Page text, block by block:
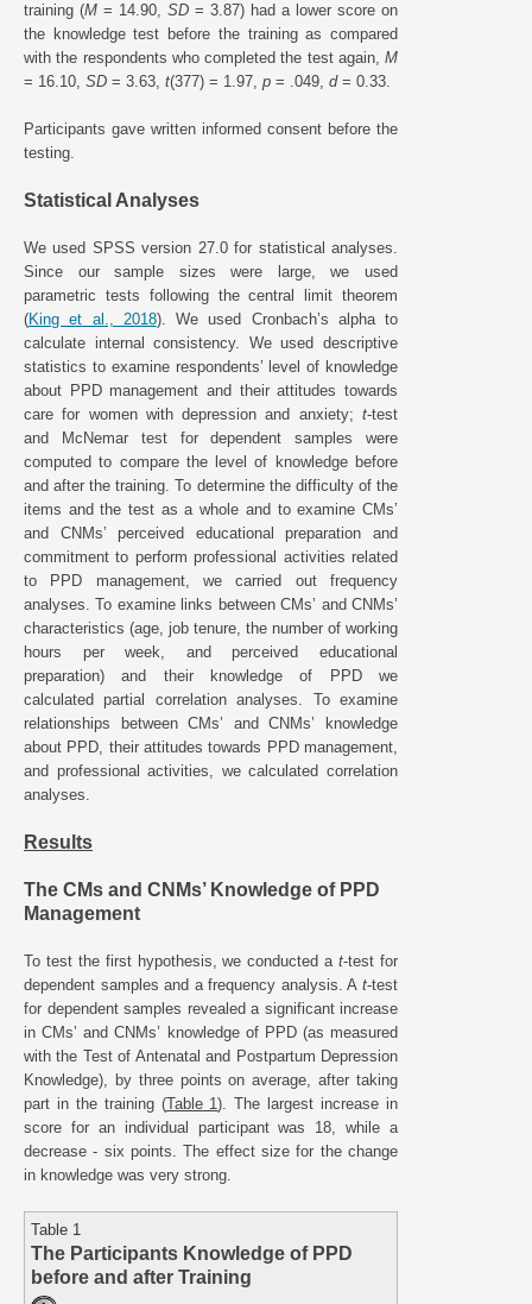
training (M = 14.90, SD = 3.87) had a lower score on
the knowledge test before the training as compared
with the respondents who completed the test again, M
= 16.10, SD = 3.63, t(377) = 1.97, p = .049, d= 0.33.
Participants gave written informed consent before the
testing.
Statistical Analyses
We used SPSS version 27.0 for statistical analyses.
Since our sample sizes were large, we used
parametric tests following the central limit theorem
(King et al., 2018). We used Cronbach’s alpha to
calculate internal consistency. We used descriptive
statistics to examine respondents’ level of knowledge
about PPD management and their attitudes towards
care for women with depression and anxiety; t-test
and McNemar test for dependent samples were
computed to compare the level of knowledge before
and after the training. To determine the difficulty of the
items and the test as a whole and to examine CMs’
and CNMs’ perceived educational preparation and
commitment to perform professional activities related
to PPD management, we carried out frequency
analyses. To examine links between CMs’ and CNMs’
characteristics (age, job tenure, the number of working
hours per week, and perceived educational
preparation) and their knowledge of PPD we
calculated partial correlation analyses. To examine
relationships between CMs’ and CNMs’ knowledge
about PPD, their attitudes towards PPD management,
and professional activities, we calculated correlation
analyses.
Results
The CMs and CNMs’ Knowledge of PPD
Management
To test the first hypothesis, we conducted at-test for
dependent samples and a frequency analysis. A t-test
for dependent samples revealed a significant increase
in CMs’ and CNMs’ knowledge of PPD (as measured
with the Test of Antenatal and Postpartum Depression
Knowledge), by three points on average, after taking
part in the training (Table 1). The largest increase in
score for an individual participant was 18, while a
decrease - six points. The effect size for the change
in knowledge was very strong.
Table 1
The Participants Knowledge of PPD
before and after Training